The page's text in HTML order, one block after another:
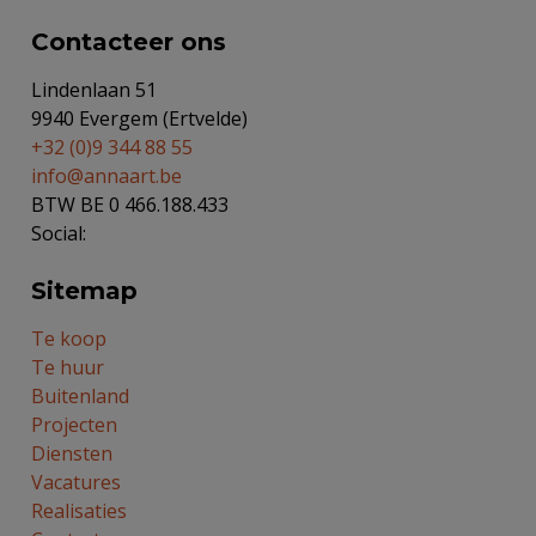
Contacteer ons
Lindenlaan 51
9940 Evergem (Ertvelde)
+32 (0)9 344 88 55
info@annaart.be
BTW BE 0 466.188.433
Social:
Sitemap
Te koop
Te huur
Buitenland
Projecten
Diensten
Vacatures
Realisaties